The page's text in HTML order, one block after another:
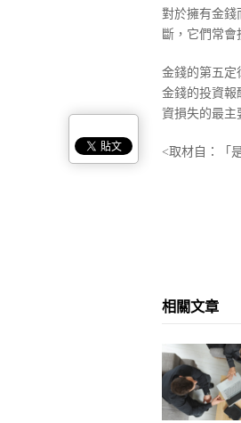
對於擁有金錢
斷，它們常會
金錢的第五定
金錢的投資報
資損失的最主
<取材自：「
相關文章